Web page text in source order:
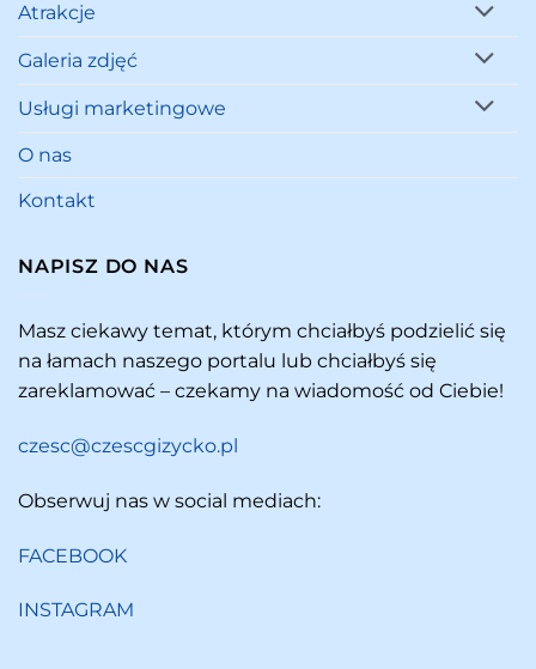
Atrakcje
Galeria zdjęć
Usługi marketingowe
O nas
Kontakt
NAPISZ DO NAS
Masz ciekawy temat, którym chciałbyś podzielić się
na łamach naszego portalu lub chciałbyś się
zareklamować – czekamy na wiadomość od Ciebie!
czesc@czescgizycko.pl
Obserwuj nas w social mediach:
FACEBOOK
INSTAGRAM